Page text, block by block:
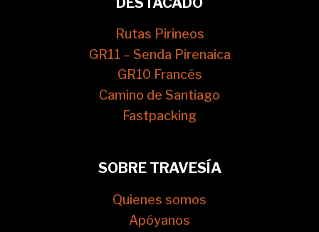
Rutas Pirineos
GR11 – Senda Pirenaica
GR10 Francés
Camino de Santiago
Fastpacking
SOBRE TRAVESÍA
Quienes somos
Apóyanos